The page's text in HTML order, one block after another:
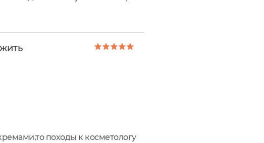
походы к косметологу